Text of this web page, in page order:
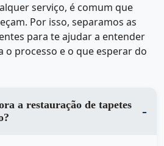
serviço, é comum que
Por isso, separamos as
para te ajudar a entender
processo e o que esperar do
a restauração de tapetes